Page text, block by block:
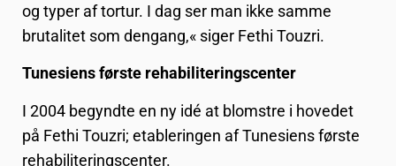
og typer af tortur. I dag ser man ikke samme
brutalitet som dengang,« siger Fethi Touzri.
Tunesiens første rehabiliteringscenter
I 2004 begyndte en ny idé at blomstre i hovedet
på Fethi Touzri; etableringen af Tunesiens første
rehabiliteringscenter.